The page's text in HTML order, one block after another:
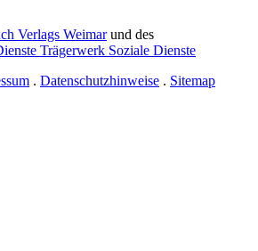
Verlags Weimarund des
Trägerwerk Soziale Dienste
. Datenschutzhinweise . Sitemap